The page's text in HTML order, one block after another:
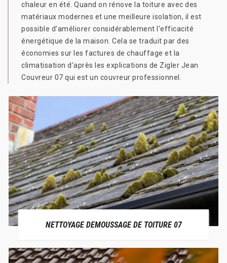
chaleur en été. Quand on rénove la toiture avec des
matériaux modernes et une meilleure isolation, il est
possible d'améliorer considérablement l'efficacité
énergétique de la maison. Cela se traduit par des
économies sur les factures de chauffage et la
climatisation d'après les explications de Zigler Jean
Couvreur 07 qui est un couvreur professionnel.
NETTOYAGE DEMOUSSAGE DE TOITURE 07